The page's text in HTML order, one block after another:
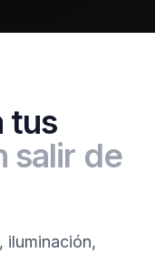
tus
salir de
iluminación,